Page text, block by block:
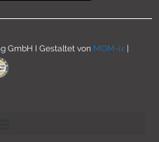
GmbH I Gestaltet von MOM-ix |